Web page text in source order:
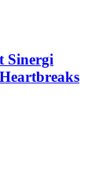
Sinergi